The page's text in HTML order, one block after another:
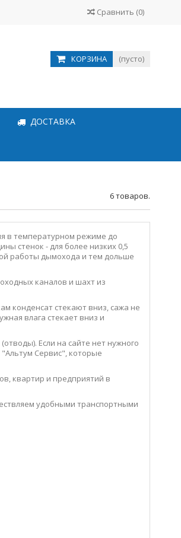
Сравнить (0)
КОРЗИНА (пусто)
ДОСТАВКА
6 товаров.
в температурном режиме до
стенок - для более низких 0,5
работы дымохода и тем дольше
каналов и шахт из
конденсат стекают вниз, сажа не
влага стекает вниз и
Если на сайте нет нужного
Сервис", которые
квартир и предприятий в
удобными транспортными